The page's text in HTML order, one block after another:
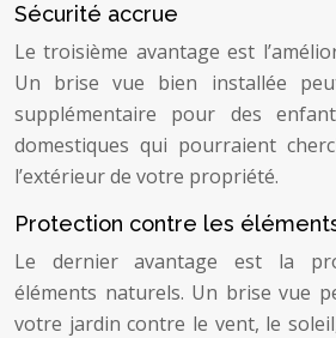
Sécurité accrue
Le troisième avantage est
Un brise vue bien installée
supplémentaire pour des
domestiques qui pourraient
l’extérieur de votre propriété.
Protection contre les
Le dernier avantage est la
éléments naturels. Un brise vue
votre jardin contre le vent, le